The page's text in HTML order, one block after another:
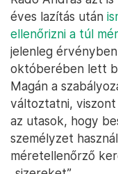
éves lazítás után
ellenőrizni a túl
jelenleg
októberében lett
Magán a
változtatni,
az utasok, hogy
személyzet
méretellenőrző